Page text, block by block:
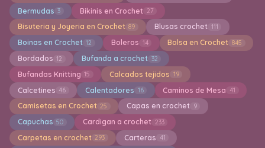
Bermudas 3 Bikinis en Crochet 27
Bisuteria y Joyeria en Crochet 89 Blusas crochet 111
Boinas en Crochet 12 Boleros 14 Bolsa en Crochet 845
Bordados 12 Bufanda a crochet 32
Bufandas Knitting 15 Calcados tejidos 19
Calcetines 46 Calentadores 16 Caminos de Mesa 41
Camisetas en Crochet 25 Capas en crochet 9
Capuchas 50 Cardigan a crochet 233
Carpetas en crochet 293 Carteras 41